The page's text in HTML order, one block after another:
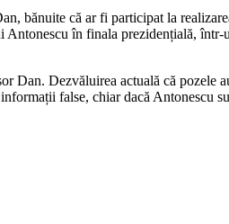
bănuite că ar fi participat la
în finala prezidențială, într-
Dezvăluirea actuală că pozele
false, chiar dacă Antonescu